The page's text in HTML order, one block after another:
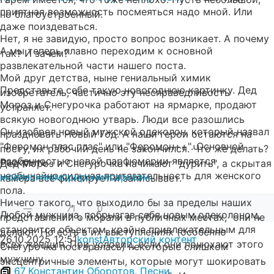
приятная возможность посмеяться надо мной. Или
даже поиздеваться.
А мы теперь плавно переходим к основной
развлекательной части нашего поста.
Представьте себе такую новогоднюю картинку. Дед
Мороз и Снегурочка работают на ярмарке, продают
всякую новогоднюю утварь. Люди все разошлись
праздновать Новый Год. А наши герои остаются на
посту, их рабочий день не закончился. Что же делать?
Дед Мороз и Снегурочка начинают "дурить", а скрытая
камера всё фиксирует и записывает.
Ничего такого, что выходило бы за пределы наших
представлений о морали в публичных местах, они не
делают. Но есть в их выступлениях (особенно
Снегурочка постаралась) некоторые слишком
эксцентричные элементы, которые могут шокировать
но благоустроенный.
Нет, я не завидую, просто вопрос возникает. А почему
так? И зачем?
Мой друг детства, ныне гениальный химик
изобретатель, частично эту несправедливость
устраняет.
Он изобрел новый мужской одеколон, который назвал
"Феромон плас плас" или "Феромон++". Основной
особенностью новой парфюмерии является
необычайно сильная притягательность для женского
пола.
Любой мужчина, побрызгав себя новым одеколоном,
становится объектом, крайне привлекательным для
всех женщин. При условии, если они понюхают этого
мужчину.
Раскрыть
моёпесняюморирониясарказм
— 71 0
26.10.2025 12:51konstАвторский контент
67 Константин Оборотов. Песни.